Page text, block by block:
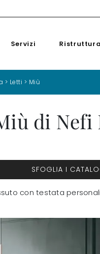
Servizi
> Letti > Miù
di Nefi
SFOGLIA I
con testata